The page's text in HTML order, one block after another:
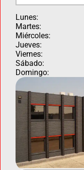
Lunes:
Martes:
Miércoles:
Jueves:
Viernes:
Sábado:
Domingo: